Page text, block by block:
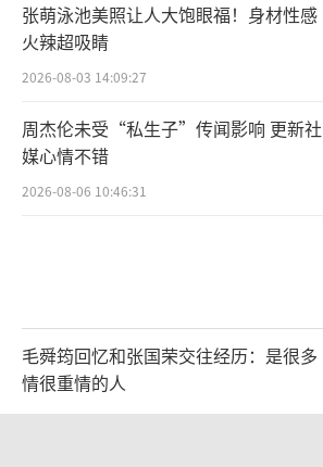
张萌泳池美照让人大饱眼福！身材性感
火辣超吸睛
2026-08-03 14:09:27
周杰伦未受“私生子”传闻影响 更新社
媒心情不错
2026-08-06 10:46:31
毛舜筠回忆和张国荣交往经历：是很多
情很重情的人
2026-07-28 11:00:25